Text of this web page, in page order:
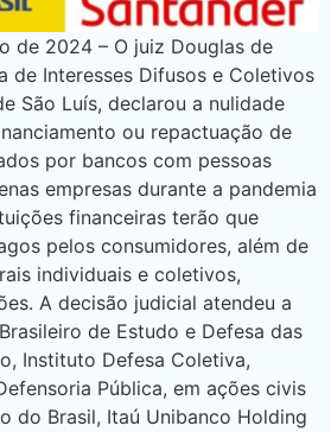
de 2024 – O juiz Douglas de
de Interesses Difusos e Coletivos
São Luís, declarou a nulidade
ou repactuação de
por bancos com pessoas
empresas durante a pandemia
financeiras terão que
pelos consumidores, além de
individuais e coletivos,
A decisão judicial atendeu a
de Estudo e Defesa das
Instituto Defesa Coletiva,
Pública, em ações civis
do Brasil, Itaú Unibanco Holding